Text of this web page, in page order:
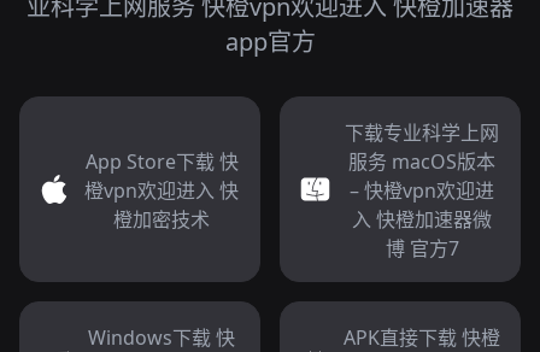
业科学上网服务 快橙vpn欢迎进入 快橙加速器
app官方
App Store下载 快
橙vpn欢迎进入 快
橙加密技术
下载专业科学上网
服务 macOS版本
– 快橙vpn欢迎进
入 快橙加速器微
博 官方7
Windows下载 快
APK直接下载 快橙